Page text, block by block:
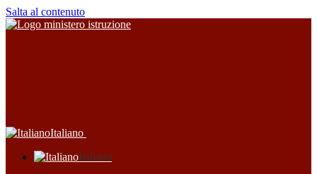
Salta al contenuto
Italiano
Italiano